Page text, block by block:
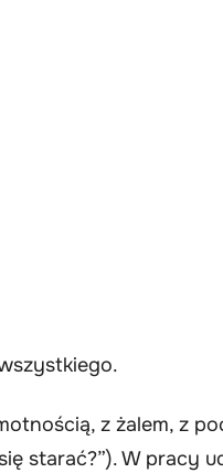
z żalem, z
starać?”). W pracy